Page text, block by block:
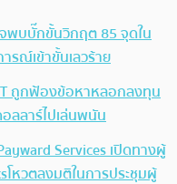
พบบั๊กขั้นวิกฤต 85 จุดใน
รณ์เข้าขั้นเลวร้าย
ถูกฟ้องข้อหาหลอกลงทุน
ลลาร์ไปเล่นพนัน
Services เปิดทางผู้
โหวตลงมติในการประชุมผู้